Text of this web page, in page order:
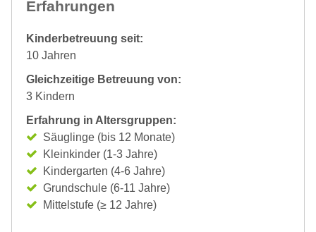
Erfahrungen
Kinderbetreuung seit:
10 Jahren
Gleichzeitige Betreuung von:
3 Kindern
Erfahrung in Altersgruppen:
Säuglinge (bis 12 Monate)
Kleinkinder (1-3 Jahre)
Kindergarten (4-6 Jahre)
Grundschule (6-11 Jahre)
Mittelstufe (≥ 12 Jahre)